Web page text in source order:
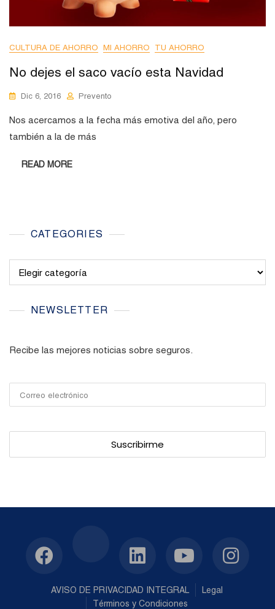
CULTURA DE AHORRO MI AHORRO TU AHORRO
No dejes el saco vacío esta Navidad
Dic 6, 2016 Prevento
Nos acercamos a la fecha más emotiva del año, pero
también a la de más
READ MORE
CATEGORIES
NEWSLETTER
Recibe las mejores noticias sobre seguros.
AVISO DE PRIVACIDAD INTEGRAL
Legal
Términos y Condiciones